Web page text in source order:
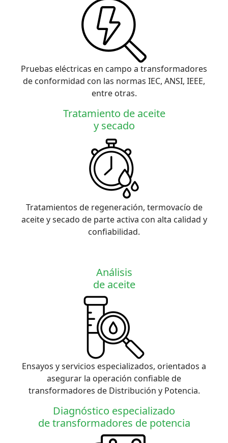
Pruebas eléctricas en campo a transformadores
de conformidad con las normas IEC, ANSI, IEEE,
entre otras.
Tratamiento de aceite
y secado
Tratamientos de regeneración, termovacío de
aceite y secado de parte activa con alta calidad y
confiabilidad.
Análisis
de aceite
Ensayos y servicios especializados, orientados a
asegurar la operación confiable de
transformadores de Distribución y Potencia.
Diagnóstico especializado
de transformadores de potencia